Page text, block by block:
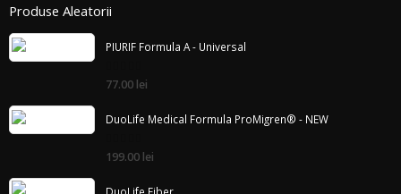
Produse Aleatorii
PIURIF Formula A - Universal
din
5
77.00 lei
DuoLife Medical Formula ProMigren® - NEW
din
5
199.00 lei